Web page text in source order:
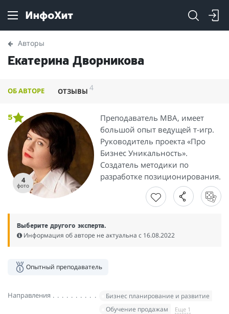
Авторы
Екатерина Дворникова
ОБ АВТОРЕ ОТЗЫВЫ 4
4
фото
5
Преподаватель MBA, имеет
большой опыт ведущей т-игр.
Руководитель проекта «Про
Бизнес Уникальность».
Создатель методики по
разработке позиционирования.
Выберите другого эксперта.
Информация об авторе не актуальна c 16.08.2022
Опытный преподаватель
Направления
Бизнес планирование и развитие
Обучение продажам
Еще 1